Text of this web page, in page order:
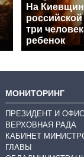
На
российской
три
ребенок
МОНИТОРИНГ
ПРЕЗИДЕНТ И ОФИС
ВЕРХОВНАЯ РАДА
КАБИНЕТ
ГЛАВЫ